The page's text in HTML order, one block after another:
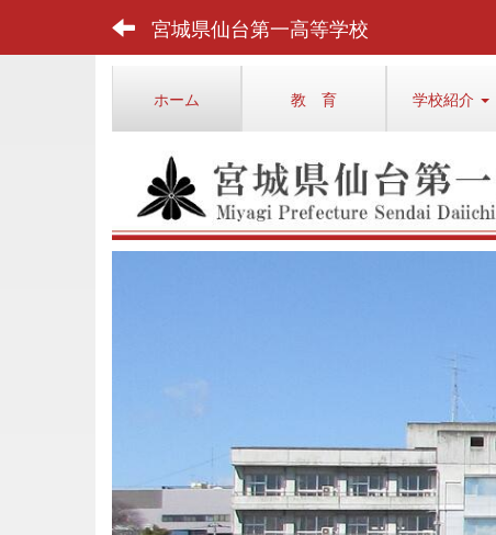
宮城県仙台第一高等学校
ホーム 教 育 学校紹介